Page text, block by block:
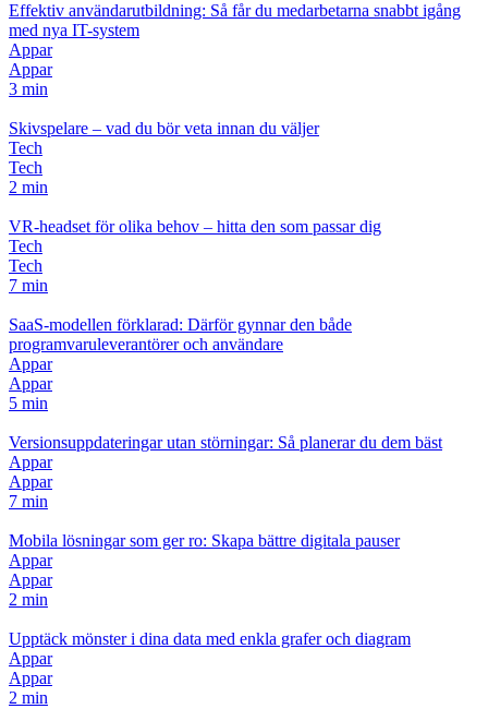
Effektiv användarutbildning: Så får du medarbetarna snabbt igång
med nya IT-system
Appar
Appar
3 min
Skivspelare – vad du bör veta innan du väljer
Tech
Tech
2 min
VR-headset för olika behov – hitta den som passar dig
Tech
Tech
7 min
SaaS-modellen förklarad: Därför gynnar den både
programvaruleverantörer och användare
Appar
Appar
5 min
Versionsuppdateringar utan störningar: Så planerar du dem bäst
Appar
Appar
7 min
Mobila lösningar som ger ro: Skapa bättre digitala pauser
Appar
Appar
2 min
Upptäck mönster i dina data med enkla grafer och diagram
Appar
Appar
2 min